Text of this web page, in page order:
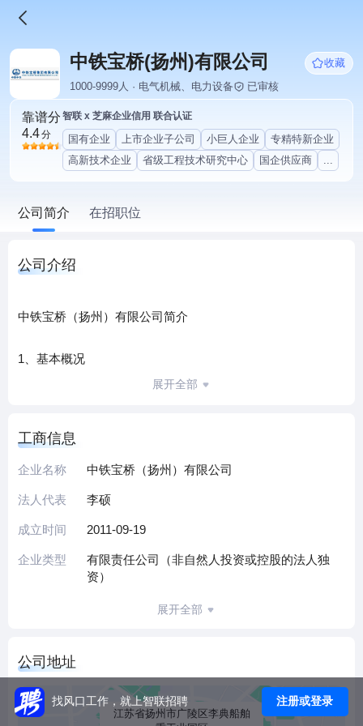
中铁宝桥(扬州)有限公司
收藏
1000-9999人 · 电气机械、电力设备
已审核
靠谱分
4.4分
智联 x 芝麻企业信用 联合认证
国有企业 上市企业子公司 小巨人企业
专精特新企业
高新技术企业
省级工程技术研究中心 国企供应商 ...
公司简介 在招职位
公司介绍
中铁宝桥（扬州）有限公司简介
1、基本概况
生产钢桥梁、钢结构、城市轨道交通设备、门式起重机等，
占地面积689亩，建有63500平方米大型铆焊联合厂房和机加
吨级进料码头、5000吨级港池码头，以及各种运输设备和大
型机械设备400余台,年产钢梁钢结构15万吨。
2、获得荣誉
公司主项产品的技术含量、工艺装备达到了国际先进水平，
班奖、国家级新产品奖等60余项。先后通过了美国钢结构认
证、欧盟焊接企业资质认证、欧盟钢结构制造企业资质认
证、质量环境职业健康安全三体系认证。“中铁宝桥”品牌受到
社会和市场的广泛赞誉和认可。公司参与制造的汉江桥、南
展开全部
工商信息
企业名称 中铁宝桥（扬州）有限公司
法人代表 李硕
成立时间 2011-09-19
企业类型
有限责任公司（非自然人投资或控股的法人独
资）
展开全部
公司地址
江苏省扬州市广陵区李典船舶
找风口工作，就上智联招聘 注册或登录